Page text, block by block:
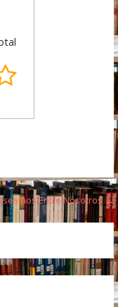
Entre Nosotros →